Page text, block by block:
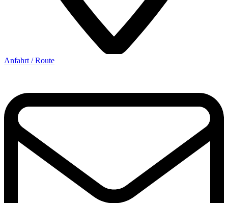
Anfahrt / Route